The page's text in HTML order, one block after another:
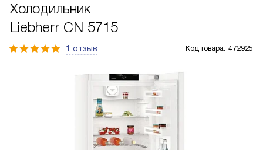
Холодильник
Liebherr CN 5715
1 отзыв Код товара: 472925